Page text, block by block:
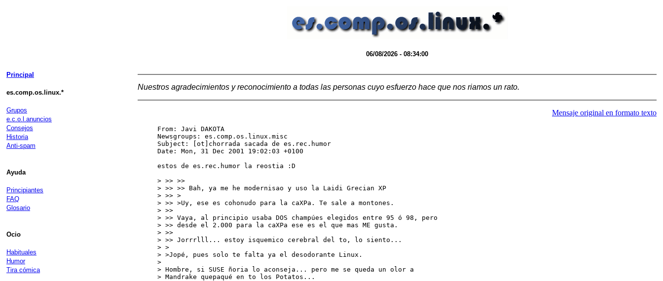
06/08/2026 - 08:34:00
Principal
es.comp.os.linux.*
Grupos
e.c.o.l.anuncios
Consejos
Historia
Anti-spam
Ayuda
Principiantes
FAQ
Glosario
Ocio
Habituales
Humor
Tira cómica
Nuestros agradecimientos y reconocimiento a todas las personas cuyo esfuerzo hace que nos riamos un rato.
Mensaje original en formato texto
From: Javi DAKOTA
Newsgroups: es.comp.os.linux.misc
Subject: [ot]chorrada sacada de es.rec.humor
Date: Mon, 31 Dec 2001 19:02:03 +0100
estos de es.rec.humor la reostia :D
> >> >>
> >> >> Bah, ya me he modernisao y uso la Laidi Grecian XP
> >> >
> >> >Uy, ese es cohonudo para la caXPa. Te sale a montones.
> >>
> >> Vaya, al principio usaba DOS champúes elegidos entre 95 ó 98, pero
> >> desde el 2.000 para la caXPa ese es el que mas ME gusta.
> >>
> >> Jorrrlll... estoy isquemico cerebral del to, lo siento...
> >
> >Jopé, pues solo te falta ya el desodorante Linux.
>
> Hombre, si SUSE ñoria lo aconseja... pero me se queda un olor a
> Mandrake quepaqué en to los Potatos...